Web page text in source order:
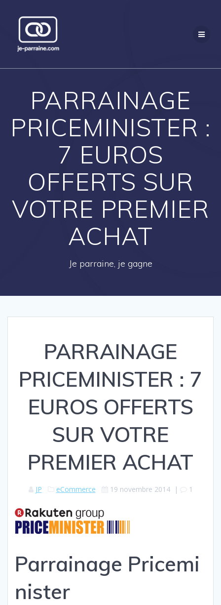
PARRAINAGE
PRICEMINISTER :
7 EUROS
OFFERTS SUR
VOTRE PREMIER
ACHAT
Je parraine, je gagne
PARRAINAGE
PRICEMINISTER : 7
EUROS OFFERTS
SUR VOTRE
PREMIER ACHAT
JP eCommerce 19 novembre 2014| 1
Parrainage Pricemi
nister